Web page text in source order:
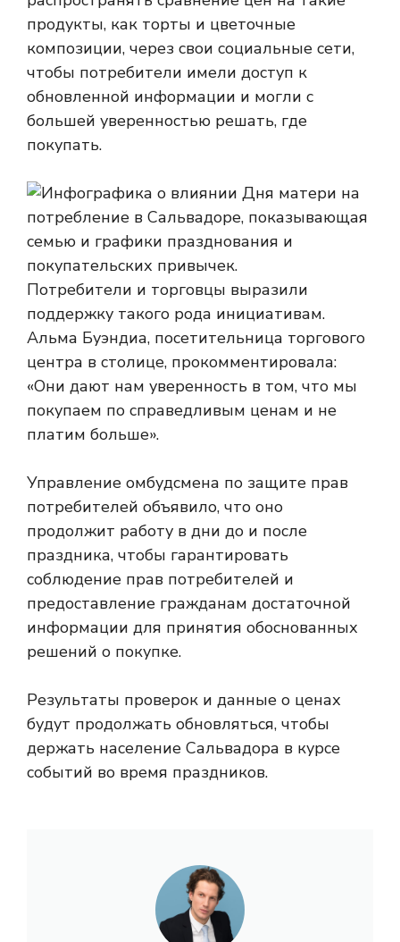
продукты, как торты и цветочные
композиции, через свои социальные сети,
чтобы потребители имели доступ к
обновленной информации и могли с
большей уверенностью решать, где
покупать.
Потребители и торговцы выразили
поддержку такого рода инициативам.
Альма Буэндиа, посетительница торгового
центра в столице, прокомментировала:
«Они дают нам уверенность в том, что мы
покупаем по справедливым ценам и не
платим больше».
Управление омбудсмена по защите прав
потребителей объявило, что оно
продолжит работу в дни до и после
праздника, чтобы гарантировать
соблюдение прав потребителей и
предоставление гражданам достаточной
информации для принятия обоснованных
решений о покупке.
Результаты проверок и данные о ценах
будут продолжать обновляться, чтобы
держать население Сальвадора в курсе
событий во время праздников.